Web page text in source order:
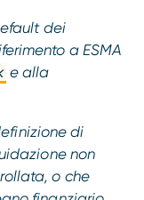
dei
a ESMA
e alla
di
non
o che